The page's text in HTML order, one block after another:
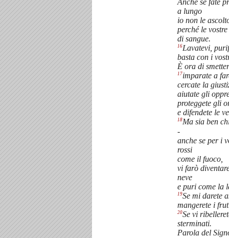
a lungo
io non le
perché le
di sangue.
16Lavatevi,
basta con i
È ora di
17imparate a
cercate la
aiutate gli
proteggete gli
e difendete le
18Ma sia ben
-
anche se per i
rossi
come il fuoco,
vi farò
neve
e puri come la
19Se mi darete
mangerete i
20Se vi
sterminati.
Parola del